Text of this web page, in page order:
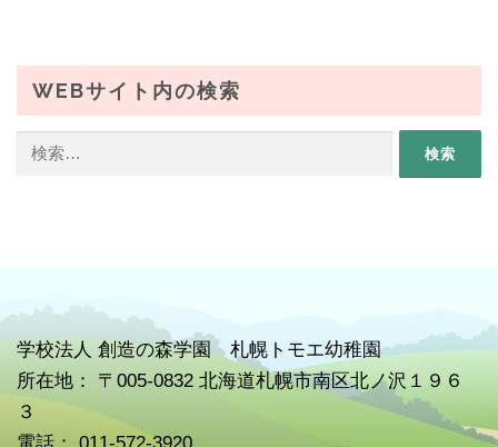
WEBサイト内の検索
学校法人 創造の森学園 札幌トモエ幼稚園
所在地： 〒005-0832 北海道札幌市南区北ノ沢１９６
３